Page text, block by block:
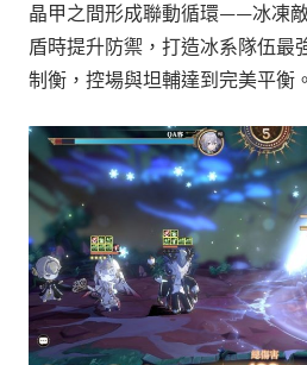
晶甲之間形成聯動循環——冰凍
盾時提升防禦，打造冰系隊伍最
制衡，控場與坦輔達到完美平衡。